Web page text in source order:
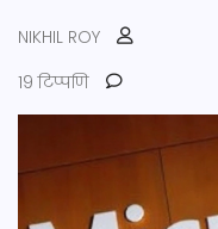
NIKHIL ROY
19 टिप्पणि